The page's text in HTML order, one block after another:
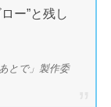
ー”と残し
とで」製作委